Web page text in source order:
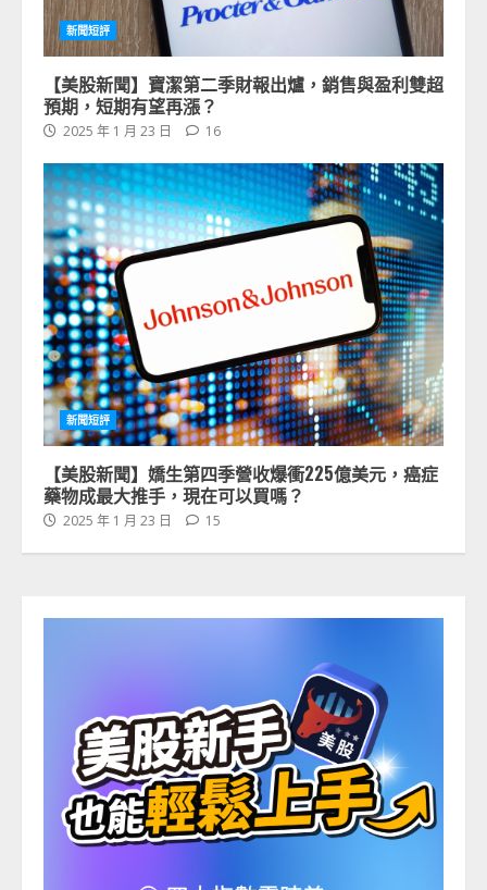
新聞短評
【美股新聞】寶潔第二季財報出爐，銷售與盈利雙超
預期，短期有望再漲？
2025 年 1 月 23 日 16
新聞短評
【美股新聞】嬌生第四季營收爆衝225億美元，癌症
藥物成最大推手，現在可以買嗎？
2025 年 1 月 23 日 15